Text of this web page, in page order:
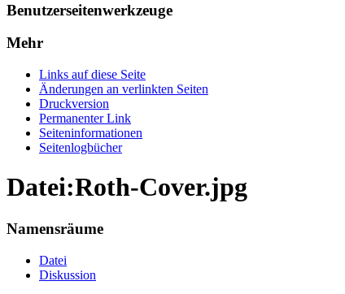
Benutzerseitenwerkzeuge
Mehr
Links auf diese Seite
Änderungen an verlinkten Seiten
Druckversion
Permanenter Link
Seiten­informationen
Seitenlogbücher
Datei:Roth-Cover.jpg
Namensräume
Datei
Diskussion